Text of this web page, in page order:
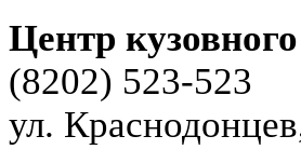
Центр
(8202) 523-523
ул.